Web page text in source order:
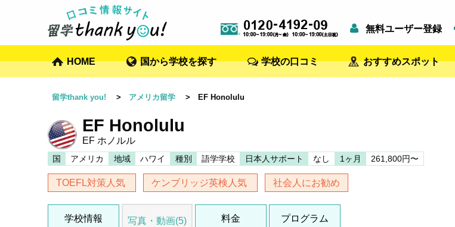
無料ユーザー登録
HOME 国から学校を探す 学校の口コミ おすすめスポット
留学thank you! > アメリカ留学 > EF Honolulu
EF Honolulu
EF ホノルル
国 アメリカ 地域 ハワイ 種別 語学学校 日本人サポート なし 1ヶ月 261,800円〜
TOEFL対策人気 ケンブリッジ英検人気 社会人にお勧め
学校情報 写真・動画(5) 料金 プログラム